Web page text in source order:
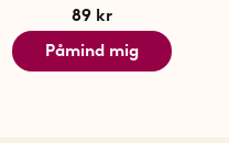
89 kr
Påmind mig